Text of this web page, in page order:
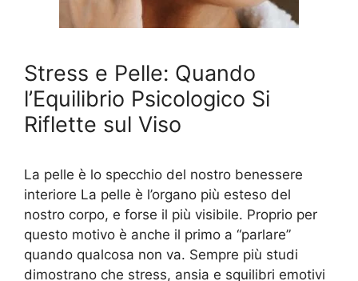
Stress e Pelle: Quando
l’Equilibrio Psicologico Si
Riflette sul Viso
La pelle è lo specchio del nostro benessere
interiore La pelle è l’organo più esteso del
nostro corpo, e forse il più visibile. Proprio per
questo motivo è anche il primo a “parlare”
quando qualcosa non va. Sempre più studi
dimostrano che stress, ansia e squilibri emotivi